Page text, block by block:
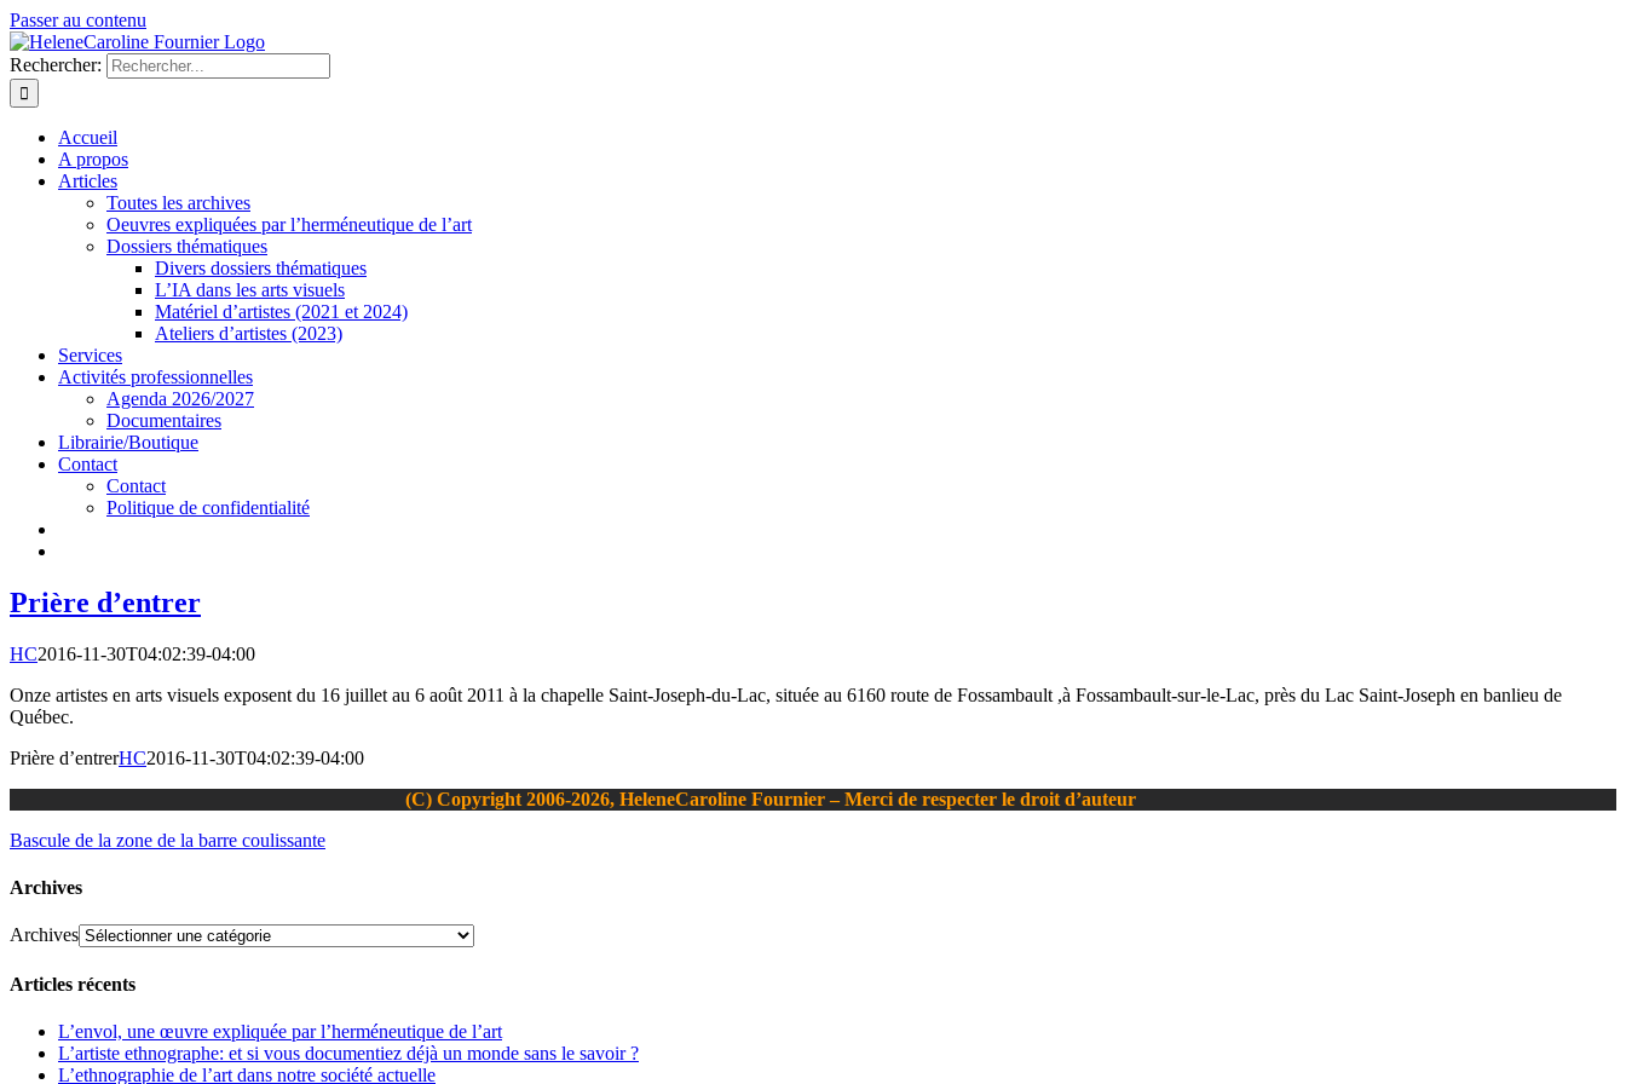
Passer au contenu
Rechercher:
Accueil
A propos
Articles
Toutes les archives
Oeuvres expliquées par l’herméneutique de l’art
Dossiers thématiques
Divers dossiers thématiques
L’IA dans les arts visuels
Matériel d’artistes (2021 et 2024)
Ateliers d’artistes (2023)
Services
Activités professionnelles
Agenda 2026/2027
Documentaires
Librairie/Boutique
Contact
Contact
Politique de confidentialité
Prière d’entrer
HC2016-11-30T04:02:39-04:00
Onze artistes en arts visuels exposent du 16 juillet au 6 août 2011 à la chapelle Saint-Joseph-du-Lac, située au 6160 route de Fossambault ,à Fossambault-sur-le-Lac, près du Lac Saint-Joseph en banlieu de
Québec.
Prière d’entrerHC2016-11-30T04:02:39-04:00
(C) Copyright 2006-2026, HeleneCaroline Fournier – Merci de respecter le droit d’auteur
Bascule de la zone de la barre coulissante
Archives
Archives
Articles récents
L’envol, une œuvre expliquée par l’herméneutique de l’art
L’artiste ethnographe: et si vous documentiez déjà un monde sans le savoir ?
L’ethnographie de l’art dans notre société actuelle